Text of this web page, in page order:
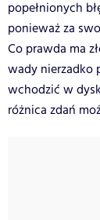
popełnionych
ponieważ za
Co prawda ma
wady nierzadko
wchodzić w
różnica zdań